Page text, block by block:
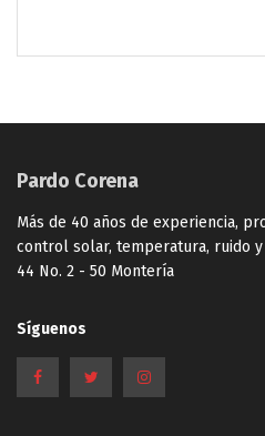
Pardo Corena
Más de 40 años de experiencia,
control solar, temperatura, ruido y
44 No. 2 - 50 Montería
Síguenos